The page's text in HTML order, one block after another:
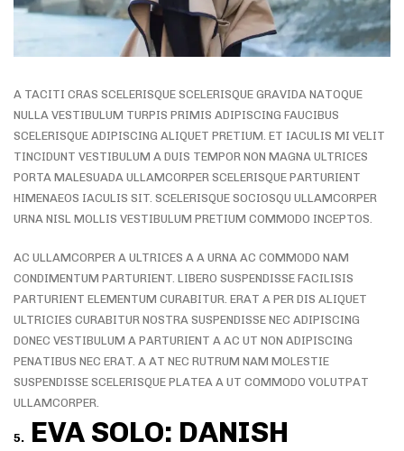
A TACITI CRAS SCELERISQUE SCELERISQUE GRAVIDA NATOQUE
NULLA VESTIBULUM TURPIS PRIMIS ADIPISCING FAUCIBUS
SCELERISQUE ADIPISCING ALIQUET PRETIUM. ET IACULIS MI VELIT
TINCIDUNT VESTIBULUM A DUIS TEMPOR NON MAGNA ULTRICES
PORTA MALESUADA ULLAMCORPER SCELERISQUE PARTURIENT
HIMENAEOS IACULIS SIT. SCELERISQUE SOCIOSQU ULLAMCORPER
URNA NISL MOLLIS VESTIBULUM PRETIUM COMMODO INCEPTOS.
AC ULLAMCORPER A ULTRICES A A URNA AC COMMODO NAM
CONDIMENTUM PARTURIENT. LIBERO SUSPENDISSE FACILISIS
PARTURIENT ELEMENTUM CURABITUR. ERAT A PER DIS ALIQUET
ULTRICIES CURABITUR NOSTRA SUSPENDISSE NEC ADIPISCING
DONEC VESTIBULUM A PARTURIENT A AC UT NON ADIPISCING
PENATIBUS NEC ERAT. A AT NEC RUTRUM NAM MOLESTIE
SUSPENDISSE SCELERISQUE PLATEA A UT COMMODO VOLUTPAT
ULLAMCORPER.
5. EVA SOLO: DANISH